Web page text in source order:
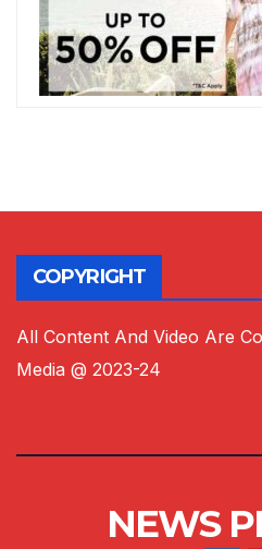
COPYRIGHT
All Content And Video Are
Media @ 2023-24
NEWS